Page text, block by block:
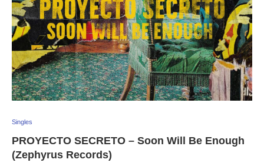
Singles
PROYECTO SECRETO – Soon Will Be Enough
(Zephyrus Records)